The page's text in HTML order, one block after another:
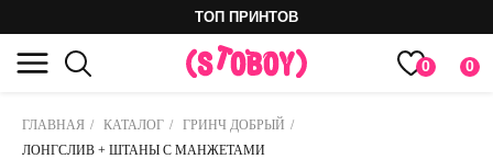
0
0
ТОП ПРИНТОВ
ГЛАВНАЯ / КАТАЛОГ / ГРИНЧ ДОБРЫЙ /
ЛОНГСЛИВ + ШТАНЫ С МАНЖЕТАМИ